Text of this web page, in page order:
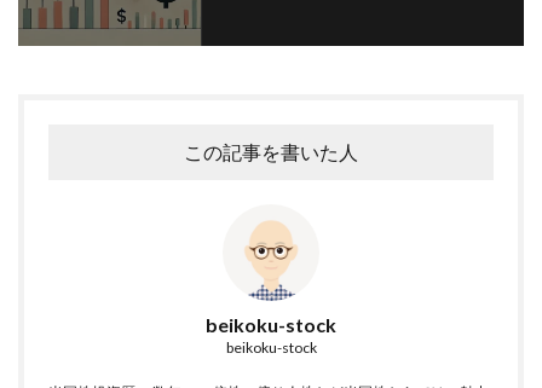
この記事を書いた人
beikoku-stock
beikoku-stock